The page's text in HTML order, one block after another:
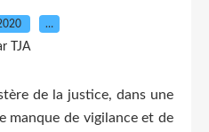
…
TJA
de la justice, dans une
manque de vigilance et de